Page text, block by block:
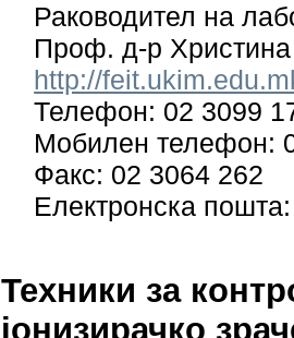
Раководител на
Проф. д-р
http://
Телефон: 02 3099
Мобилен телефон:
Факс: 02 3064 262
Електронска
Техники за
јонизирачко